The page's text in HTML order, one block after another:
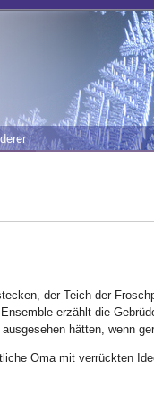
der Teich der
erzählt die
hätten, wenn
Oma mit verrückten